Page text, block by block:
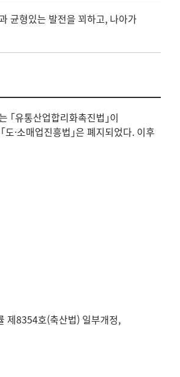
균형있는 발전을 꾀하고, 나아가
｢유통산업합리화촉진법｣이
·소매업진흥법｣은 폐지되었다. 이후
제8354호(축산법) 일부개정,